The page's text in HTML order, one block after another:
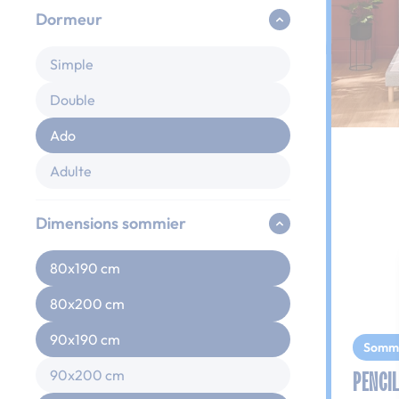
Dormeur
Simple
Double
Ado
Adulte
Dimensions sommier
80x190 cm
80x200 cm
90x190 cm
90x200 cm
PENCIL